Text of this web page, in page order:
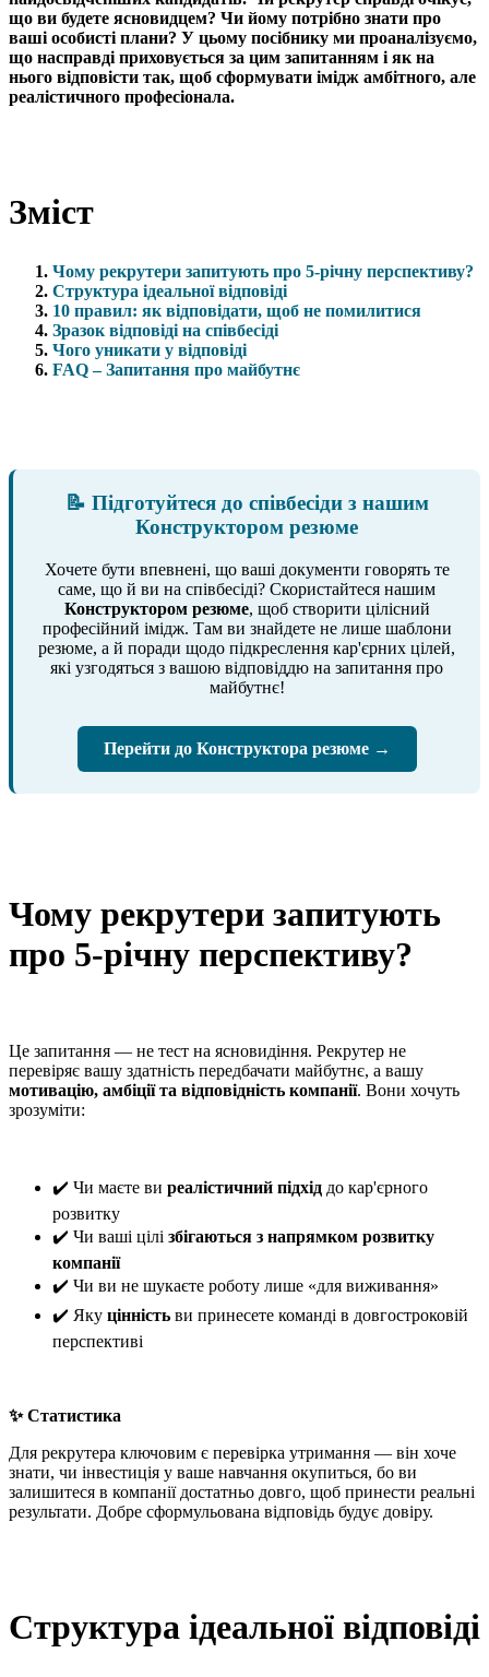
що ви будете ясновидцем? Чи йому потрібно знати про
ваші особисті плани? У цьому посібнику ми проаналізуємо,
що насправді приховується за цим запитанням і як на
нього відповісти так, щоб сформувати імідж амбітного, але
реалістичного професіонала.
Зміст
Чому рекрутери запитують про 5-річну перспективу?
Структура ідеальної відповіді
10 правил: як відповідати, щоб не помилитися
Зразок відповіді на співбесіді
Чого уникати у відповіді
FAQ – Запитання про майбутнє
📝 Підготуйтеся до співбесіди з нашим
Конструктором резюме
Хочете бути впевнені, що ваші документи говорять те
саме, що й ви на співбесіді? Скористайтеся нашим
Конструктором резюме, щоб створити цілісний
професійний імідж. Там ви знайдете не лише шаблони
резюме, а й поради щодо підкреслення кар'єрних цілей,
які узгодяться з вашою відповіддю на запитання про
майбутнє!
Перейти до Конструктора резюме →
Чому рекрутери запитують
про 5-річну перспективу?
Це запитання — не тест на ясновидіння. Рекрутер не
перевіряє вашу здатність передбачати майбутнє, а вашу
мотивацію, амбіції та відповідність компанії. Вони хочуть
зрозуміти:
✔️ Чи маєте ви реалістичний підхід до кар'єрного
розвитку
✔️ Чи ваші цілі збігаються з напрямком розвитку
компанії
✔️ Чи ви не шукаєте роботу лише «для виживання»
✔️ Яку цінність ви принесете команді в довгостроковій
перспективі
✨ Статистика
Для рекрутера ключовим є перевірка утримання — він хоче
знати, чи інвестиція у ваше навчання окупиться, бо ви
залишитеся в компанії достатньо довго, щоб принести реальні
результати. Добре сформульована відповідь будує довіру.
Структура ідеальної відповіді